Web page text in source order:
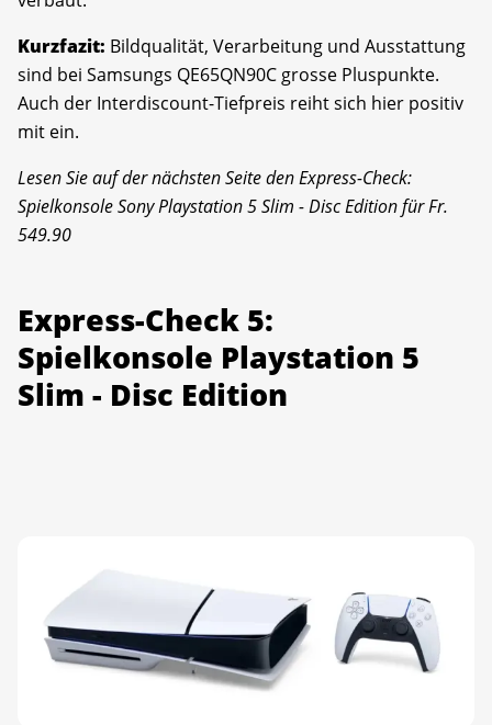
Kurzfazit: Bildqualität, Verarbeitung und Ausstattung
sind bei Samsungs QE65QN90C grosse Pluspunkte.
Auch der Interdiscount-Tiefpreis reiht sich hier positiv
mit ein.
Lesen Sie auf der nächsten Seite den Express-Check:
Spielkonsole Sony Playstation 5 Slim - Disc Edition für Fr.
549.90
Express-Check 5:
Spielkonsole Playstation 5
Slim - Disc Edition